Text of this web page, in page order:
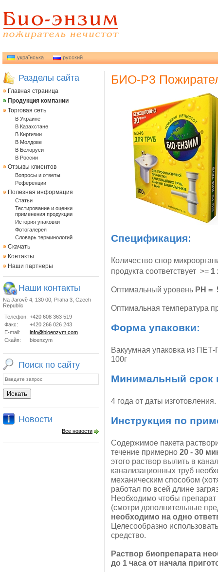
українська русский
Разделы сайта
Главная страница
Продукция компании
Торговая сеть
В Украине
В Казахстане
В Киргизии
В Молдове
В Белоруси
В России
Отзывы клиентов
Вопросы и ответы
Референции
Полезная информация
Статьи
Тестирование и оценки
применения продукции
История упаковки
Фотогалерея
Словарь терминологий
Скачать
Контакты
Наши партнеры
Наши контакты
Na Jarově 4, 130 00, Praha 3, Czech
Republic
Телефон: +420 608 363 519
Факс:
+420 266 026 243
E-mail:
info@bioenzym.com
Скайп:
bioenzym
Поиск по сайту
Новости
Все новости
БИО-Р3
Спецификация:
Количество спор
продукта соответствует >= 1
Оптимальный уровень PH =
Оптимальная температура
Форма упаковки:
Вакуумная упаковка из
100г
Минимальный срок
4 года от даты изготовления.
Инструкция по
Содержимое пакета
течение примерно 20 - 30
этого раствор вылить в
канализационных труб
механическим способом
работал по всей длине
Необходимо чтобы
(смотри дополнительные
необходимо на одно
Целесообразно
средство.
Раствор биопрепарата
до 1 часа от начала